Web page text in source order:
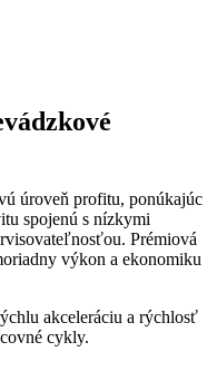
úroveň profitu, ponúkajúc
spojenú s nízkymi
Prémiová
výkon a ekonomiku
akceleráciu a rýchlosť
cykly.